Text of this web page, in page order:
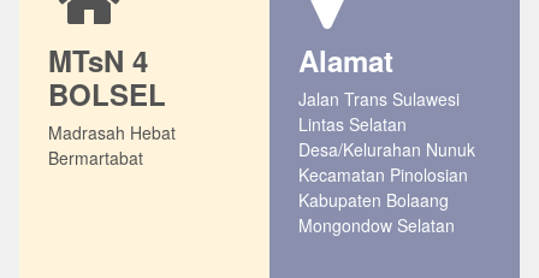
MTsN 4
BOLSEL
Madrasah Hebat
Bermartabat
Alamat
Jalan Trans Sulawesi
Lintas Selatan
Desa/Kelurahan Nunuk
Kecamatan Pinolosian
Kabupaten Bolaang
Mongondow Selatan